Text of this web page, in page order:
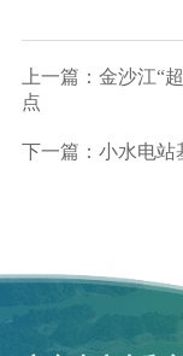
上一篇：金沙江
点
下一篇：小水电站